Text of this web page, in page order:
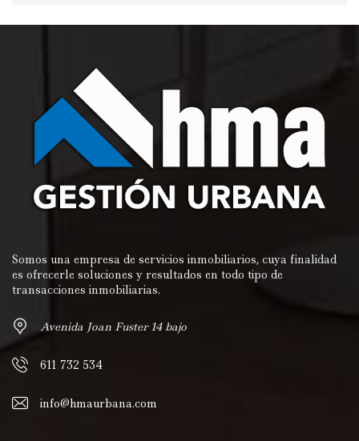
Somos una empresa de servicios inmobiliarios, cuya finalidad
es ofrecerle soluciones y resultados en todo tipo de
transacciones inmobiliarias.
Avenida Joan Fuster 14 bajo
611 732 534
info@hmaurbana.com